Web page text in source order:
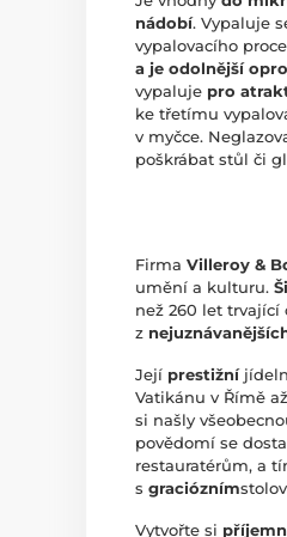
nádobí. Vypaluje
vypalovacího
a je odolnější
vypaluje pro
ke třetímu
v myčce.
poškrábat stůl či
Firma Villeroy &
umění a kulturu.
než 260 let
z
Její prestižní
Vatikánu v Římě
si našly
povědomí se
restauratérům, a
s graciózním
Vytvořte si